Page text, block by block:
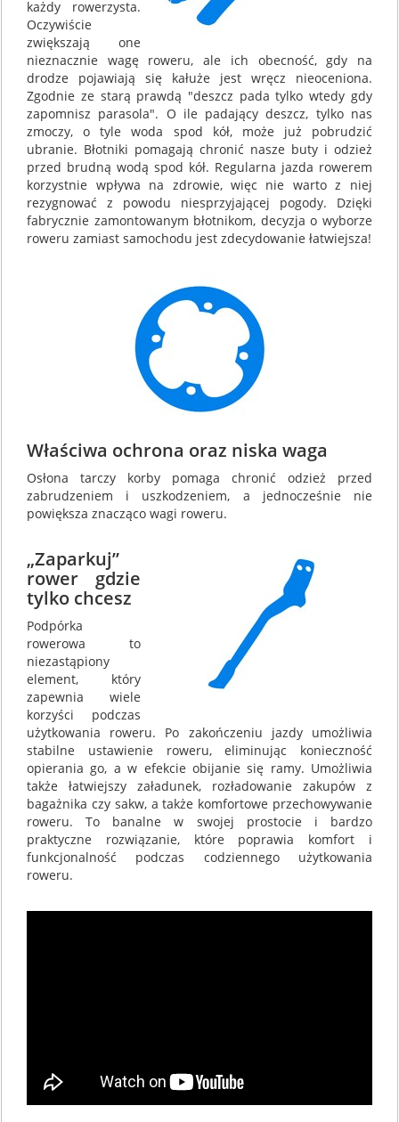
każdy rowerzysta.
Oczywiście
zwiększają one
nieznacznie wagę roweru, ale ich obecność, gdy na
drodze pojawiają się kałuże jest wręcz nieoceniona.
Zgodnie ze starą prawdą "deszcz pada tylko wtedy gdy
zapomnisz parasola". O ile padający deszcz, tylko nas
zmoczy, o tyle woda spod kół, może już pobrudzić
ubranie. Błotniki pomagają chronić nasze buty i odzież
przed brudną wodą spod kół. Regularna jazda rowerem
korzystnie wpływa na zdrowie, więc nie warto z niej
rezygnować z powodu niesprzyjającej pogody. Dzięki
fabrycznie zamontowanym błotnikom, decyzja o wyborze
roweru zamiast samochodu jest zdecydowanie łatwiejsza!
Właściwa ochrona oraz niska waga
Osłona tarczy korby pomaga chronić odzież przed
zabrudzeniem i uszkodzeniem, a jednocześnie nie
powiększa znacząco wagi roweru.
„Zaparkuj”
rower gdzie
tylko chcesz
Podpórka
rowerowa to
niezastąpiony
element, który
zapewnia wiele
korzyści podczas
użytkowania roweru. Po zakończeniu jazdy umożliwia
stabilne ustawienie roweru, eliminując konieczność
opierania go, a w efekcie obijanie się ramy. Umożliwia
także łatwiejszy załadunek, rozładowanie zakupów z
bagażnika czy sakw, a także komfortowe przechowywanie
roweru. To banalne w swojej prostocie i bardzo
praktyczne rozwiązanie, które poprawia komfort i
funkcjonalność podczas codziennego użytkowania
roweru.